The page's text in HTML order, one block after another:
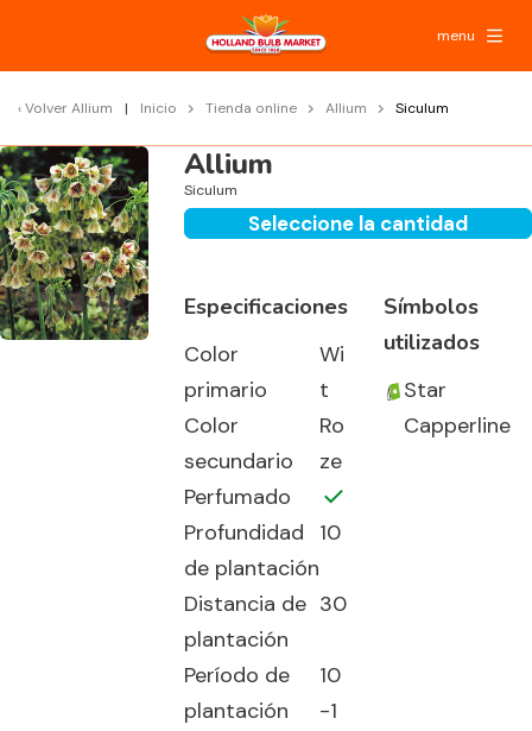
menu
VolverAllium Inicio Tienda online Allium Siculum
Allium
Siculum
Seleccione la cantidad
Especificaciones
Color
primario
Wi
t
Color
secundario
Ro
ze
Perfumado
Profundidad
de plantación
10
Distancia de
plantación
30
Período de
plantación
10
-1
Símbolos
utilizados
Star
Capperline